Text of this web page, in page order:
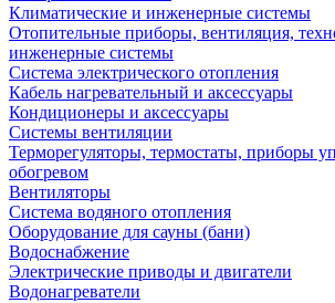
Климатические и инженерные системы
Отопительные приборы, вентиляция,
инженерные системы
Система электрического отопления
Кабель нагревательный и аксессуары
Кондиционеры и аксессуары
Системы вентиляции
Терморегуляторы, термостаты, приборы
обогревом
Вентиляторы
Система водяного отопления
Оборудование для сауны (бани)
Водоснабжение
Электрические приводы и двигатели
Водонагреватели